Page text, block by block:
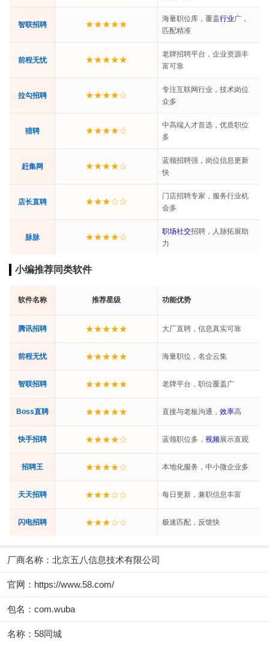
智联招聘 ★★★★★
海量职位库，覆盖行业广，
匹配精准
前程无忧 ★★★★★
老牌招聘平台，企业资源丰
富可靠
拉勾招聘 ★★★★☆
专注互联网行业，技术岗位
众多
猎聘 ★★★★☆
中高端人才首选，优质职位
多
赶集网 ★★★★☆
蓝领招聘强，岗位信息更新
快
店长直聘 ★★★☆☆
门店招聘专家，服务行业机
会多
脉脉 ★★★★☆
职场社交招聘，人脉拓展助
力
小编推荐同类软件
软件名称 推荐星级 功能优势
腾讯招聘 ★★★★★ 大厂直聘，信息真实可靠
前程无忧 ★★★★★ 海量职位，名企云集
智联招聘 ★★★★★ 老牌平台，职位覆盖广
Boss直聘 ★★★★★ 直接与老板沟通， 效率高
快手招聘 ★★★★☆ 蓝领职位多， 视频展示直观
招聘王 ★★★★☆ 本地化服务，中小微企业多
天天招聘 ★★★☆☆ 每日更新，兼职信息丰富
闪电招聘 ★★★☆☆ 极速匹配，反馈快
厂商名称： 北京五八信息技术有限公司
官网： https://www.58.com/
包名：com.wuba
名称：58同城